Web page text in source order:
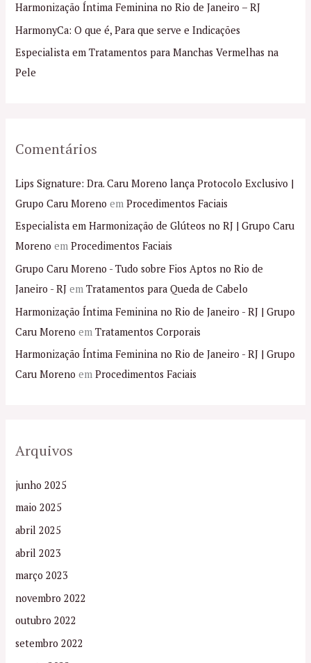
r
p
o
r
Harmonização Íntima Feminina no Rio de Janeiro – RJ
HarmonyCa: O que é, Para que serve e Indicações
Especialista em Tratamentos para Manchas Vermelhas na
Pele
Comentários
Lips Signature: Dra. Caru Moreno lança Protocolo Exclusivo |
Grupo Caru Moreno emProcedimentos Faciais
Especialista em Harmonização de Glúteos no RJ | Grupo Caru
Moreno emProcedimentos Faciais
Grupo Caru Moreno - Tudo sobre Fios Aptos no Rio de
Janeiro - RJ emTratamentos para Queda de Cabelo
Harmonização Íntima Feminina no Rio de Janeiro - RJ | Grupo
Caru Moreno emTratamentos Corporais
Harmonização Íntima Feminina no Rio de Janeiro - RJ | Grupo
Caru Moreno emProcedimentos Faciais
Arquivos
junho 2025
maio 2025
abril 2025
abril 2023
março 2023
novembro 2022
outubro 2022
setembro 2022